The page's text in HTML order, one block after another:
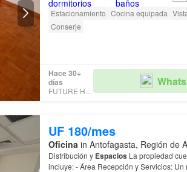
Estacionamiento Cocina equipada
Conserje
Hace 30+
días
UF 180/mes
Oficina in Antofagasta, Región de
Distribución y Espacios La propiedad
incluye: - Área Recepción y